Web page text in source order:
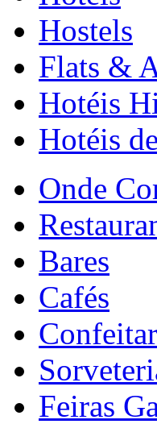
Hostels
Flats &
Hotéis
Hotéis
Onde
Bares
Cafés
Feiras